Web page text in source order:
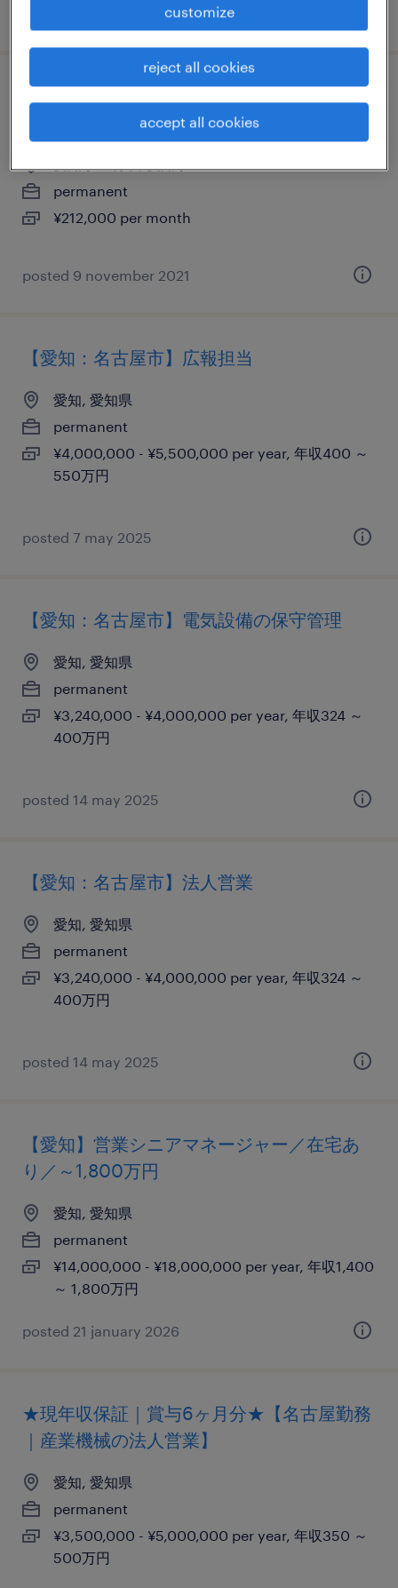
ス、軽・普通車、普通免許
permanent
¥212,000 per month
posted 9 november 2021
【愛知：名古屋市】広報担当
愛知, 愛知県
permanent
¥4,000,000 - ¥5,500,000 per year, 年収400 ～
550万円
posted 7 may 2025
【愛知：名古屋市】電気設備の保守管理
愛知, 愛知県
permanent
¥3,240,000 - ¥4,000,000 per year, 年収324 ～
400万円
posted 14 may 2025
【愛知：名古屋市】法人営業
愛知, 愛知県
permanent
¥3,240,000 - ¥4,000,000 per year, 年収324 ～
400万円
posted 14 may 2025
【愛知】営業シニアマネージャー／在宅あ
り／～1,800万円
愛知, 愛知県
permanent
¥14,000,000 - ¥18,000,000 per year, 年収1,400
～ 1,800万円
posted 21 january 2026
★現年収保証｜賞与6ヶ月分★【名古屋勤務
｜産業機械の法人営業】
愛知, 愛知県
permanent
¥3,500,000 - ¥5,000,000 per year, 年収350 ～
500万円
customize
reject all cookies
accept all cookies